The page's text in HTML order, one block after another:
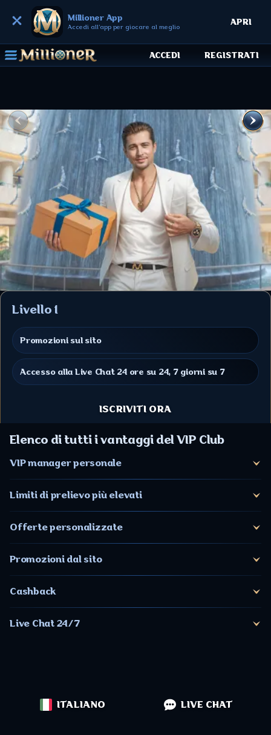
Millioner App
Accedi all'app per giocare al meglio
APRI
ACCEDI REGISTRATI
Livello 1
Promozioni sul sito
Accesso alla Live Chat 24 ore su 24, 7 giorni su 7
ISCRIVITI ORA
Elenco di tutti i vantaggi del VIP Club
VIP manager personale
Limiti di prelievo più elevati
Offerte personalizzate
Promozioni dal sito
Cashback
Live Chat 24/7
ITALIANO LIVE CHAT